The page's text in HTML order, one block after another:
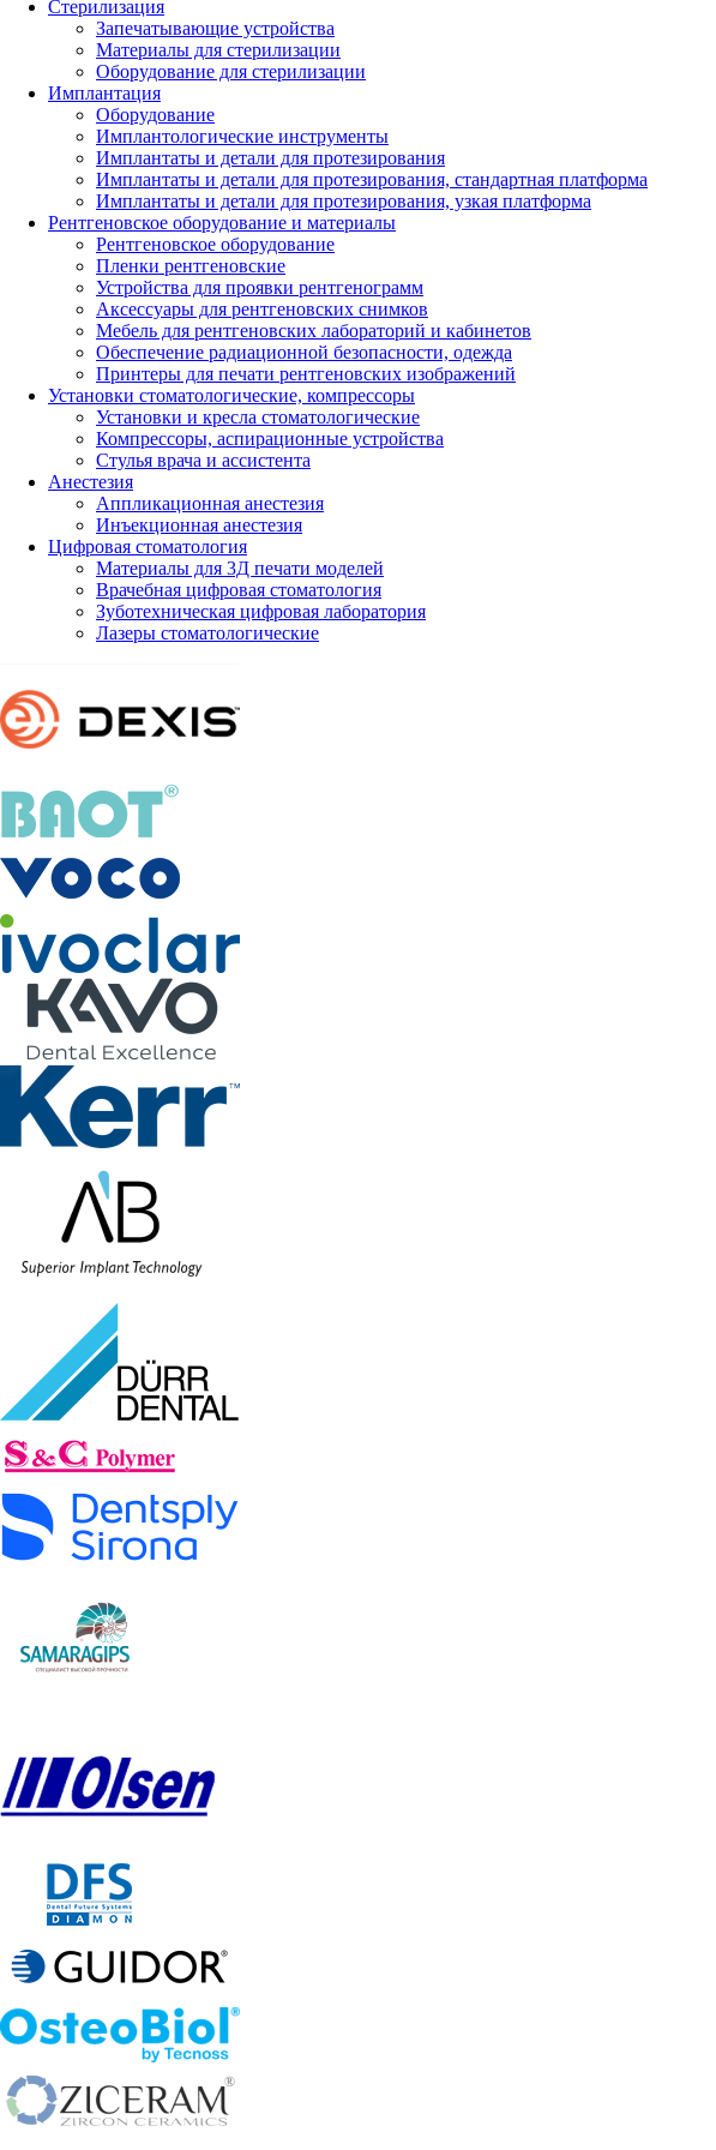
Стерилизация
Запечатывающие устройства
Материалы для стерилизации
Оборудование для стерилизации
Имплантация
Оборудование
Имплантологические инструменты
Имплантаты и детали для протезирования
Имплантаты и детали для протезирования, стандартная платформа
Имплантаты и детали для протезирования, узкая платформа
Рентгеновское оборудование и материалы
Рентгеновское оборудование
Пленки рентгеновские
Устройства для проявки рентгенограмм
Аксессуары для рентгеновских снимков
Мебель для рентгеновских лабораторий и кабинетов
Обеспечение радиационной безопасности, одежда
Принтеры для печати рентгеновских изображений
Установки стоматологические, компрессоры
Установки и кресла стоматологические
Компрессоры, аспирационные устройства
Стулья врача и ассистента
Анестезия
Аппликационная анестезия
Инъекционная анестезия
Цифровая стоматология
Материалы для 3Д печати моделей
Врачебная цифровая стоматология
Зуботехническая цифровая лаборатория
Лазеры стоматологические